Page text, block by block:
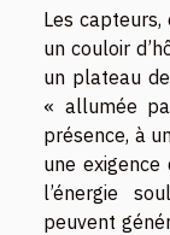
Les capteurs,
un couloir
un plateau
« allumée
présence, à
une exigence
l’énergie
peuvent